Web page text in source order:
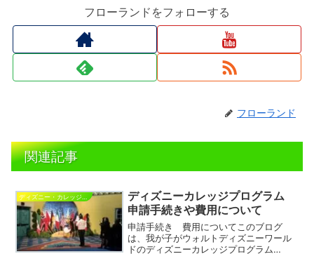
フローランドをフォローする
フローランド
関連記事
ディズニー・カレッジ・プログラム
ディズニーカレッジプログラム
申請手続きや費用について
申請手続き 費用についてこのブログ
は、我が子がウォルトディズニーワール
ドのディズニーカレッジプログラム